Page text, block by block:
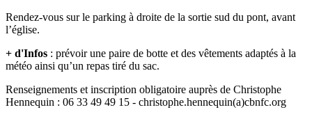
Rendez-vous sur le parking à droite de la sortie sud du pont, avant
l’église.
+ d'Infos : prévoir une paire de botte et des vêtements adaptés à la
météo ainsi qu’un repas tiré du sac.
Renseignements et inscription obligatoire auprès de Christophe
Hennequin : 06 33 49 49 15 - christophe.hennequin(a)cbnfc.org